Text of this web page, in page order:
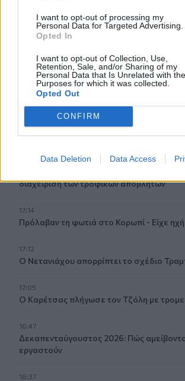
I want to opt-out of processing my
Personal Data for Targeted Advertising.
Opted In
I want to opt-out of Collection, Use,
Retention, Sale, and/or Sharing of my
Personal Data that Is Unrelated with the
Purposes for which it was collected.
Opted Out
CONFIRM
Data Deletion Data Access
Κρίσιμες ελλείψεις αίματος - Έκκληση
αιμοδοσία
Κοντογεώργης: «Η φετινή ΔΕΘ είναι
δεν είναι παροχολογική»
διαχείριση των τροφικών αποβλήτων
17:14
Πρόλαβαν τη φωτιά στο Κορωπί - Είχε
17:12
Ο Νετανιάχου απορρίπτει το σχέδιο
17:05
Ο Καρέτσας πλήγωσε τον Τζόλη με
16:47
Δεκαπενταύγουστος 2026: Πώς
εργαστούν
16:37